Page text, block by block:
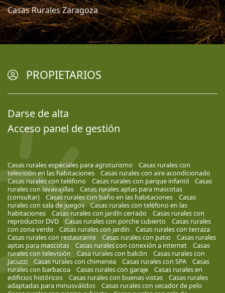
Casas Rurales Zaragoza
PROPIETARIOS
Darse de alta
Acceso panel de gestión
Casas rurales especiales para agroturismo
Casas rurales con
televisión en las habitaciones
Casas rurales con aire acondicionado
Casas rurales con teléfono
Casas rurales con parque infantil
Casas
rurales con lavavajillas
Casas rurales aptas para mascotas
(consultar)
Casas rurales con baño en las habitaciones
Casas
rurales con sala de juegos
Casas rurales con teléfono en las
habitaciones
Casas rurales con jardín cerrado
Casas rurales con
reproductor DVD
Casas rurales con porche cubierto
Casas rurales
con zona verde
Casas rurales con jardín
Casas rurales con terraza
Casas rurales con restaurante
Casas rurales con patio
Casas rurales
aptas para mascotas
Casas rurales con conexión a internet
Casas
rurales con televisión
Casa rurales con balcón
Casas rurales con
Jacuzzi
Casas rurales con chimenea Casas rurales con SPA
Casas
rurales con barbacoa
Casas rurales con garaje
Casas rurales en
edificios históricos
Casas rurales con buenas vistas
Casas rurales
adaptadas para minusválidos
Casas rurales con secador de pelo